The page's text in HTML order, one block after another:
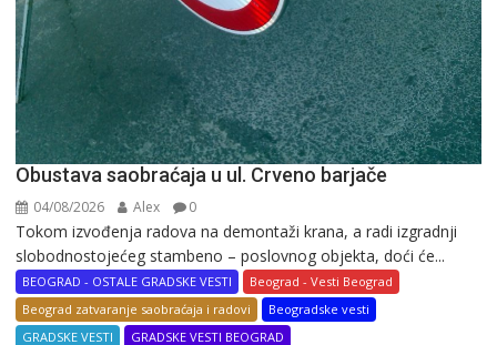
Obustava saobraćaja u ul. Crveno barjače
04/08/2026 Alex 0
Tokom izvođenja radova na demontaži krana, a radi izgradnji
slobodnostojećeg stambeno – poslovnog objekta, doći će...
BEOGRAD - OSTALE GRADSKE VESTI
Beograd - Vesti Beograd
Beograd zatvaranje saobraćaja i radovi
Beogradske vesti
GRADSKE VESTI
GRADSKE VESTI BEOGRAD